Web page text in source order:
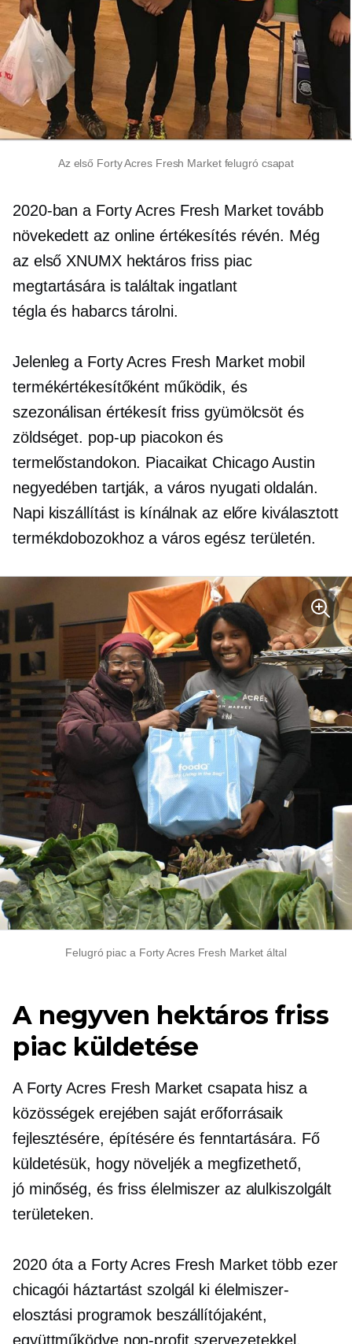
Az első Forty Acres Fresh Market felugró csapat
2020-ban a Forty Acres Fresh Market tovább
növekedett az online értékesítés révén. Még
az első XNUMX hektáros friss piac
megtartására is találtak ingatlant
tégla és habarcstárolni.
Jelenleg a Forty Acres Fresh Market mobil
termékértékesítőként működik, és
szezonálisan értékesít friss gyümölcsöt és
zöldséget. pop-up piacokon és
termelőstandokon. Piacaikat Chicago Austin
negyedében tartják, a város nyugati oldalán.
Napi kiszállítást is kínálnak az előre kiválasztott
termékdobozokhoz a város egész területén.
Felugró piac a Forty Acres Fresh Market által
A negyven hektáros friss
piac küldetése
A Forty Acres Fresh Market csapata hisz a
közösségek erejében saját erőforrásaik
fejlesztésére, építésére és fenntartására. Fő
küldetésük, hogy növeljék a megfizethető,
jó minőség, és friss élelmiszer az alulkiszolgált
területeken.
2020 óta a Forty Acres Fresh Market több ezer
chicagói háztartást szolgál ki élelmiszer-
elosztási programok beszállítójaként,
együttműködve non-profitszervezetekkel.